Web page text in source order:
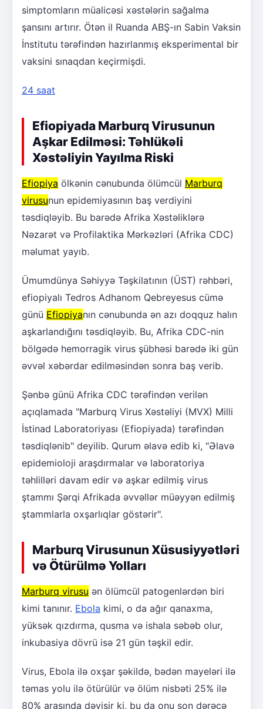
simptomların müalicəsi xəstələrin sağalma
şansını artırır. Ötən il Ruanda ABŞ-ın Sabin Vaksin
İnstitutu tərəfindən hazırlanmış eksperimental bir
vaksini sınaqdan keçirmişdi.
24 saat
Efiopiyada Marburq Virusunun
Aşkar Edilməsi: Təhlükəli
Xəstəliyin Yayılma Riski
Efiopiya ölkənin cənubunda ölümcül Marburq
virusunun epidemiyasının baş verdiyini
təsdiqləyib. Bu barədə Afrika Xəstəliklərə
Nəzarət və Profilaktika Mərkəzləri (Afrika CDC)
məlumat yayıb.
Ümumdünya Səhiyyə Təşkilatının (ÜST) rəhbəri,
efiopiyalı Tedros Adhanom Qebreyesus cümə
günü Efiopiyanın cənubunda ən azı doqquz halın
aşkarlandığını təsdiqləyib. Bu, Afrika CDC-nin
bölgədə hemorragik virus şübhəsi barədə iki gün
əvvəl xəbərdar edilməsindən sonra baş verib.
Şənbə günü Afrika CDC tərəfindən verilən
açıqlamada "Marburq Virus Xəstəliyi (MVX) Milli
İstinad Laboratoriyası (Efiopiyada) tərəfindən
təsdiqlənib" deyilib. Qurum əlavə edib ki, "Əlavə
epidemioloji araşdırmalar və laboratoriya
təhlilləri davam edir və aşkar edilmiş virus
ştammı Şərqi Afrikada əvvəllər müəyyən edilmiş
ştammlarla oxşarlıqlar göstərir".
Marburq Virusunun Xüsusiyyətləri
və Ötürülmə Yolları
Marburq virusu ən ölümcül patogenlərdən biri
kimi tanınır. Ebola kimi, o da ağır qanaxma,
yüksək qızdırma, qusma və ishala səbəb olur,
inkubasiya dövrü isə 21 gün təşkil edir.
Virus, Ebola ilə oxşar şəkildə, bədən mayeləri ilə
təmas yolu ilə ötürülür və ölüm nisbəti 25% ilə
80% arasında dəyişir ki, bu da onu son dərəcə